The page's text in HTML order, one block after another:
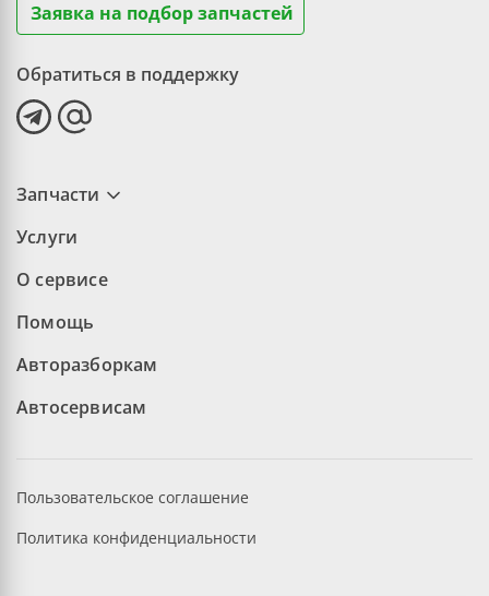
Заявка на подбор запчастей
Обратиться в поддержку
Запчасти
Услуги
О сервисе
Помощь
Авторазборкам
Автосервисам
Пользовательское соглашение
Политика конфиденциальности